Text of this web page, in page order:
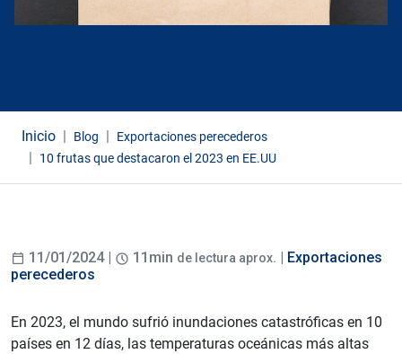
Inicio Blog
Exportaciones perecederos
10 frutas que destacaron el 2023 en EE.UU
11/01/2024 | 11min de lectura aprox. |
Exportaciones
perecederos
En 2023, el mundo sufrió inundaciones catastróficas en 10
países en 12 días, las temperaturas oceánicas más altas